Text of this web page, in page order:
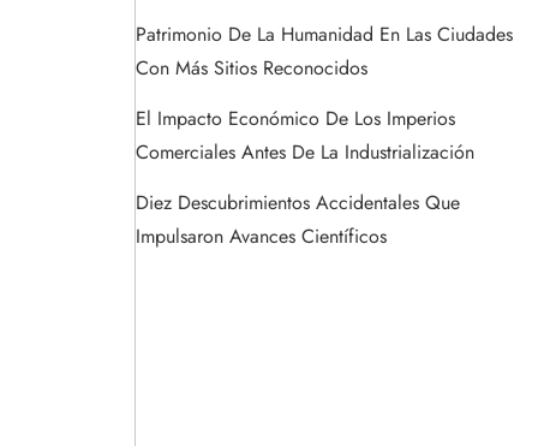
Patrimonio De La Humanidad En Las Ciudades
Con Más Sitios Reconocidos
El Impacto Económico De Los Imperios
Comerciales Antes De La Industrialización
Diez Descubrimientos Accidentales Que
Impulsaron Avances Científicos